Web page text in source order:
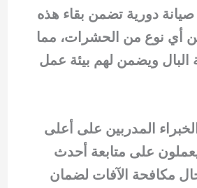
دورية تضمن بقاء هذه
أي نوع من الحشرات، مما
البال ويضمن لهم بيئة عمل
المدربين على أعلى
على متابعة أحدث
مكافحة الآفات لضمان